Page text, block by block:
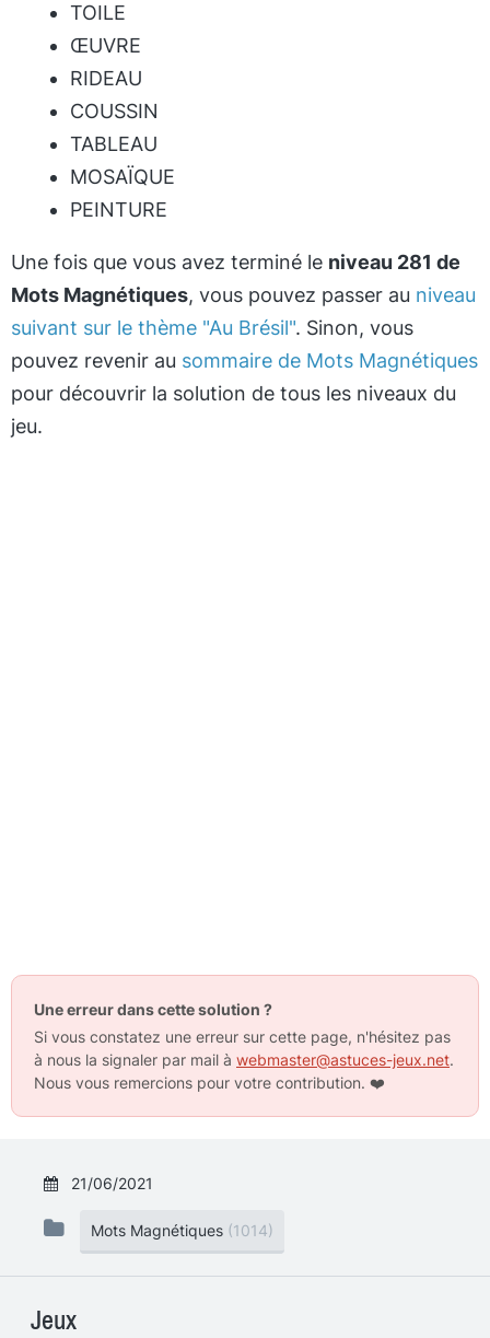
TOILE
ŒUVRE
RIDEAU
COUSSIN
TABLEAU
MOSAÏQUE
PEINTURE
Une fois que vous avez terminé le niveau 281 de
Mots Magnétiques, vous pouvez passer au niveau
suivant sur le thème "Au Brésil". Sinon, vous
pouvez revenir au sommaire de Mots Magnétiques
pour découvrir la solution de tous les niveaux du
jeu.
Une erreur dans cette solution ?
Si vous constatez une erreur sur cette page, n'hésitez pas
à nous la signaler par mail à webmaster@astuces-jeux.net.
Nous vous remercions pour votre contribution. ❤️
21/06/2021
Mots Magnétiques (1014)
Jeux